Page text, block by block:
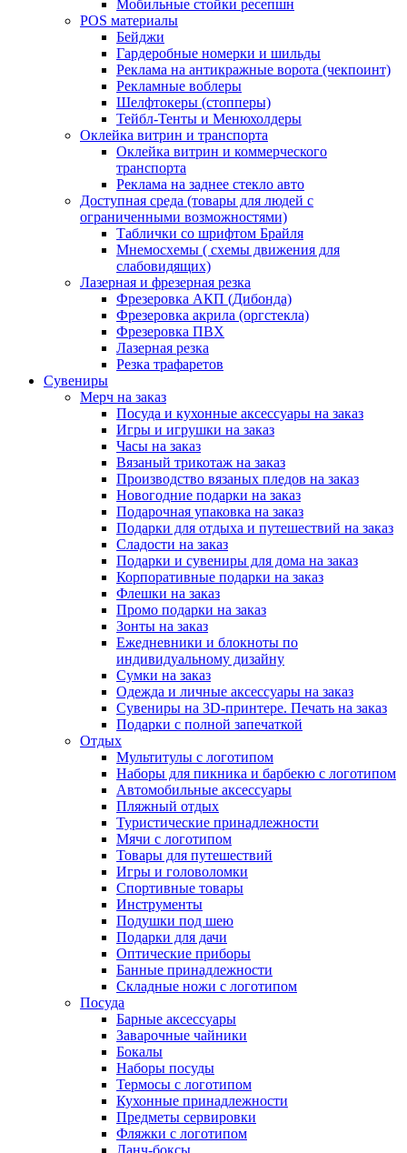
Мобильные стойки ресепшн
POS материалы
Бейджи
Гардеробные номерки и шильды
Реклама на антикражные ворота (чекпоинт)
Рекламные воблеры
Шелфтокеры (стопперы)
Тейбл-Тенты и Менюхолдеры
Оклейка витрин и транспорта
Оклейка витрин и коммерческого
транспорта
Реклама на заднее стекло авто
Доступная среда (товары для людей с
ограниченными возможностями)
Таблички со шрифтом Брайля
Мнемосхемы ( схемы движения для
слабовидящих)
Лазерная и фрезерная резка
Фрезеровка АКП (Дибонда)
Фрезеровка акрила (оргстекла)
Фрезеровка ПВХ
Лазерная резка
Резка трафаретов
Сувениры
Мерч на заказ
Посуда и кухонные аксессуары на заказ
Игры и игрушки на заказ
Часы на заказ
Вязаный трикотаж на заказ
Производство вязаных пледов на заказ
Новогодние подарки на заказ
Подарочная упаковка на заказ
Подарки для отдыха и путешествий на заказ
Сладости на заказ
Подарки и сувениры для дома на заказ
Корпоративные подарки на заказ
Флешки на заказ
Промо подарки на заказ
Зонты на заказ
Ежедневники и блокноты по
индивидуальному дизайну
Сумки на заказ
Одежда и личные аксессуары на заказ
Сувениры на 3D-принтере. Печать на заказ
Подарки с полной запечаткой
Отдых
Мультитулы с логотипом
Наборы для пикника и барбекю с логотипом
Автомобильные аксессуары
Пляжный отдых
Туристические принадлежности
Мячи с логотипом
Товары для путешествий
Игры и головоломки
Спортивные товары
Инструменты
Подушки под шею
Подарки для дачи
Оптические приборы
Банные принадлежности
Складные ножи с логотипом
Посуда
Барные аксессуары
Заварочные чайники
Бокалы
Наборы посуды
Термосы с логотипом
Кухонные принадлежности
Предметы сервировки
Фляжки с логотипом
Ланч-боксы